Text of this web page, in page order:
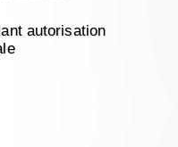
autorisation